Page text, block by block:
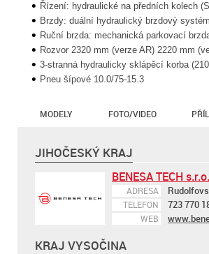
Řízení: hydraulické na předních kolech
Brzdy: duální hydraulický brzdový
Ruční brzda: mechanická parkovací
Rozvor 2320 mm (verze AR) 2220 mm
3-stranná hydraulicky sklápěcí korba
Pneu šípové 10.0/75-15.3
MODELY FOTO/VIDEO
JIHOČESKÝ KRAJ
BENESA TECH s.r.o.
ADRESA
TELEFON 723 770
WEB
KRAJ VYSOČINA